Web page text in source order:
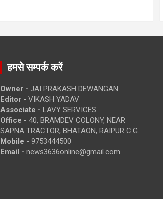
हमसे सम्पर्क करें
Owner - JAI PRAKASH DEWANGAN
Editor - VIKASH YADAV
Associate - LAVY SERVICES
Office - 40, BRAMDEV COLONY, NEAR
SAPNA TRACTOR, BHATAON, RAIPUR C.G.
Mobile - 9753444500
Email - news3636online@gmail.com